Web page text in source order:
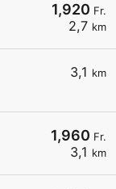
1,920 Fr.
2,7 km
3,1 km
1,960 Fr.
3,1 km